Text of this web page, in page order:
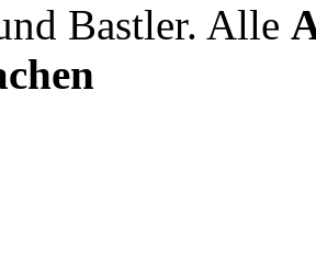
Bastler. Alle